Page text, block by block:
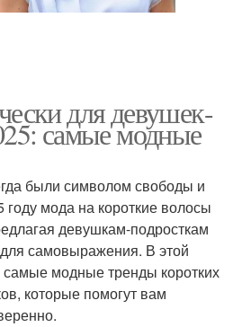
для девушек-
самые модные
были символом свободы и
мода на короткие волосы
девушкам-подросткам
самовыражения. В этой
модные тренды коротких
которые помогут вам